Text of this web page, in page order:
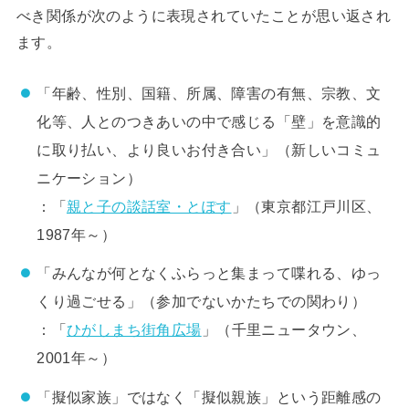
べき関係が次のように表現されていたことが思い返され
ます。
「年齢、性別、国籍、所属、障害の有無、宗教、文
化等、人とのつきあいの中で感じる「壁」を意識的
に取り払い、より良いお付き合い」（新しいコミュ
ニケーション）
：「親と子の談話室・とぽす 」（東京都江戸川区、
1987年～）
「みんなが何となくふらっと集まって喋れる、ゆっ
くり過ごせる」（参加でないかたちでの関わり）
：「 ひがしまち街角広場 」（千里ニュータウン、
2001年～）
「擬似家族」ではなく「擬似親族」という距離感の